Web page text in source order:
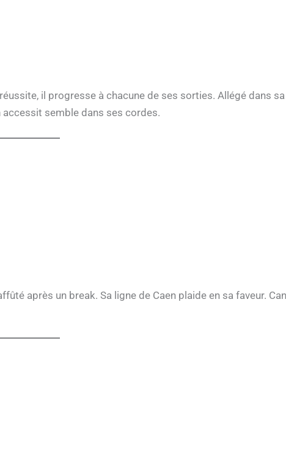
il progresse à chacune de ses sorties. Allégé dans
accessit semble dans ses cordes.
après un break. Sa ligne de Caen plaide en sa faveur.